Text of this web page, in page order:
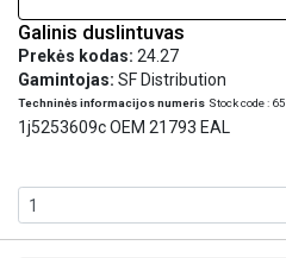
Galinis duslintuvas
Prekės kodas: 24.27
Gamintojas: SF Distribution
Techninės informacijos numeris Stock code : 65
1j5253609c OEM 21793 EAL